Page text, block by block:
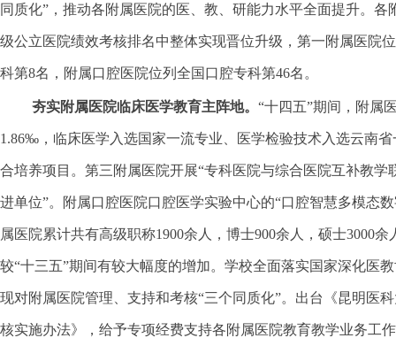
同质化”，推动各附属医院的医、教、研能力水平全面提升。
级公立医院绩效考核排名中整体实现晋位升级，第一附属医院
科第8名，附属口腔医院位列全国口腔专科第46名。
夯实附属医院临床医学教育主阵地。 “十四五”期间，附属
1.86‰，临床医学入选国家一流专业、医学检验技术入选云南
合培养项目。第三附属医院开展“专科医院与综合医院互补教
进单位”。附属口腔医院口腔医学实验中心的“口腔智慧多模态
属医院累计共有高级职称1900余人，博士900余人，硕士3000
较“十三五”期间有较大幅度的增加。学校全面落实国家深化医
现对附属医院管理、支持和考核“三个同质化”。出台《昆明医
核实施办法》，给予专项经费支持各附属医院教育教学业务工